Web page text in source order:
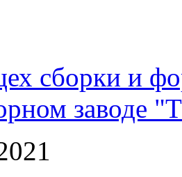
сборки и
заводе